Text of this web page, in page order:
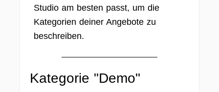
Studio am besten passt, um die
Kategorien deiner Angebote zu
beschreiben.
Kategorie "Demo"